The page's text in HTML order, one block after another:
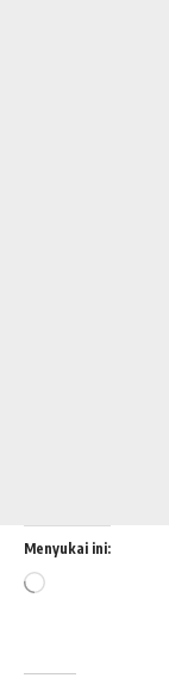
Menyukai ini:
Memuat...